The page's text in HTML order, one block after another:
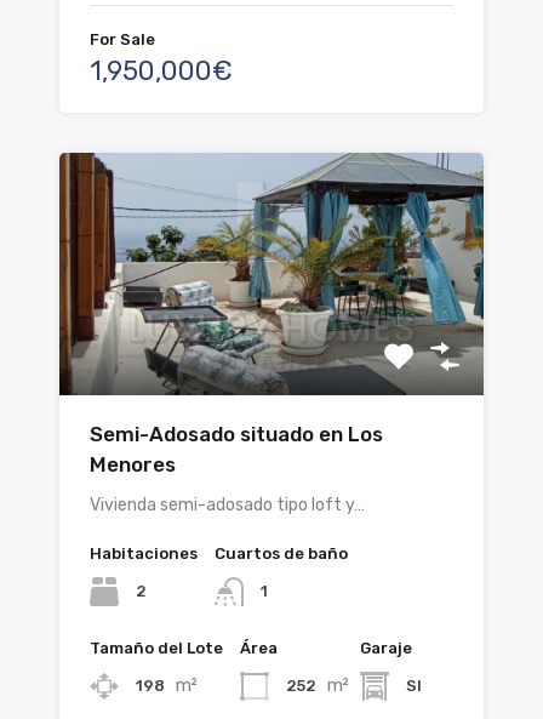
For Sale
1,950,000€
Semi-Adosado situado en Los
Menores
Vivienda semi-adosado tipo loft y…
Habitaciones
2
Cuartos de baño
1
Tamaño del Lote
198 m²
Área
252 m²
Garaje
SI